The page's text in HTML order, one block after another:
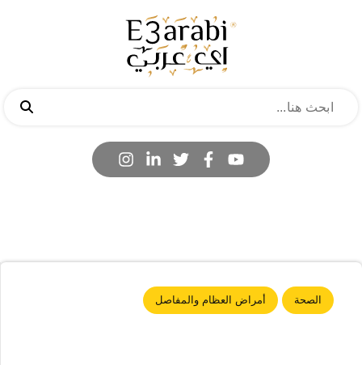
الصحة أمراض العظام والمفاصل